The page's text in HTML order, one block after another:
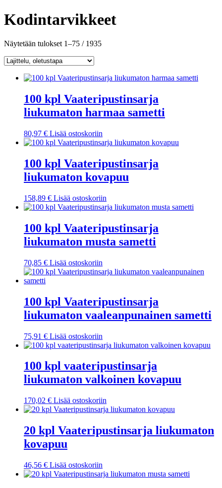
Kodintarvikkeet
Näytetään tulokset 1–75 / 1935
100 kpl Vaateripustinsarja
liukumaton harmaa sametti
80,97 € Lisää ostoskoriin
100 kpl Vaateripustinsarja
liukumaton kovapuu
158,89 € Lisää ostoskoriin
100 kpl Vaateripustinsarja
liukumaton musta sametti
70,85 € Lisää ostoskoriin
100 kpl Vaateripustinsarja
liukumaton vaaleanpunainen sametti
75,91 € Lisää ostoskoriin
100 kpl vaateripustinsarja
liukumaton valkoinen kovapuu
170,02 € Lisää ostoskoriin
20 kpl Vaateripustinsarja liukumaton
kovapuu
46,56 € Lisää ostoskoriin